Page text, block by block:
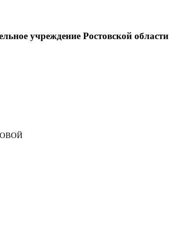
учреждение Ростовской области